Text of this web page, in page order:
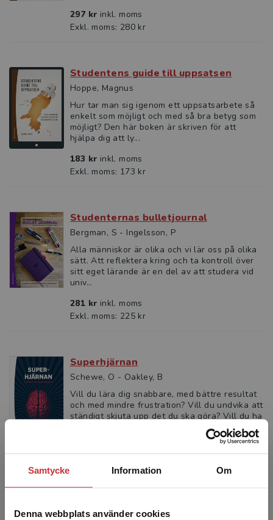
Samtycke Information Om
Denna webbplats använder cookies
297 kr inkl. moms
Exkl. moms: 280 kr
Studentens guide till uppsatsen
Hoppe, Magnus
Hur tar man sig igenom ett uppsatsarbete så
enkelt som möjligt och med så bra betyg som
möjligt? Den här boken är skriven för att
hjälpa dig att ly...
183 kr inkl. moms
Exkl. moms: 173 kr
Studenternas bulletjournal
Bergman, S - Ingelsson, P
Alla människor är olika och vi lär oss på olika
sätt. Att reflektera kring och ta kontroll över
sitt eget lärande är en del av att studera vid
univ...
281 kr inkl. moms
Exkl. moms: 225 kr
Superhjärnan
Schewe, O - Oakley, B
Vill du lära dig snabbare, med bättre resultat
och med mindre frustration? Vill du undvika att
ständigt skjuta upp det du ska göra? Vill du ha